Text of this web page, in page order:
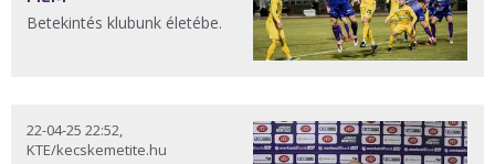
Betekintés klubunk életébe.
22-04-25 22:52,
KTE/kecskemetite.hu